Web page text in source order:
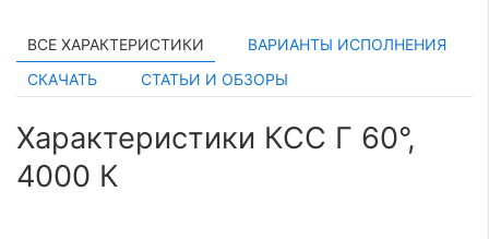
ВСЕ ХАРАКТЕРИСТИКИ
ВАРИАНТЫ ИСПОЛНЕНИЯ
СКАЧАТЬ
СТАТЬИ И ОБЗОРЫ
Характеристики КСС Г 60°,
4000 К